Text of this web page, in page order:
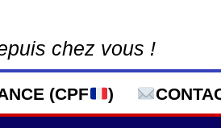
chez vous !
(CPF )